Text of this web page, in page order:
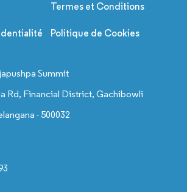
Termes et Conditions
Politique de Cookies
Summit
Rd, Financial District, Gachibowli
- 500032